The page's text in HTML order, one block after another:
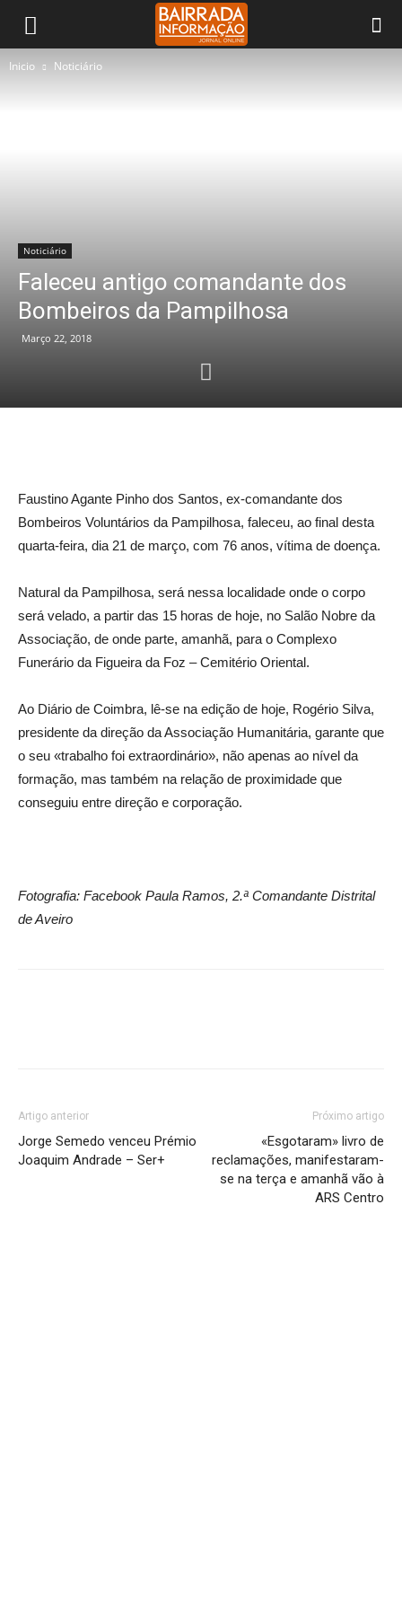
Inicio Noticiário
Noticiário
Faleceu antigo comandante dos
Bombeiros da Pampilhosa
Março 22, 2018
Faustino Agante Pinho dos Santos, ex-comandante dos
Bombeiros Voluntários da Pampilhosa, faleceu, ao final desta
quarta-feira, dia 21 de março, com 76 anos, vítima de doença.
Natural da Pampilhosa, será nessa localidade onde o corpo
será velado, a partir das 15 horas de hoje, no Salão Nobre da
Associação, de onde parte, amanhã, para o Complexo
Funerário da Figueira da Foz – Cemitério Oriental.
Ao Diário de Coimbra, lê-se na edição de hoje, Rogério Silva,
presidente da direção da Associação Humanitária, garante que
o seu «trabalho foi extraordinário», não apenas ao nível da
formação, mas também na relação de proximidade que
conseguiu entre direção e corporação.
Fotografia: Facebook Paula Ramos, 2.ª Comandante Distrital
de Aveiro
Artigo anterior
Jorge Semedo venceu Prémio
Joaquim Andrade – Ser+
Próximo artigo
«Esgotaram» livro de
reclamações, manifestaram-
se na terça e amanhã vão à
ARS Centro